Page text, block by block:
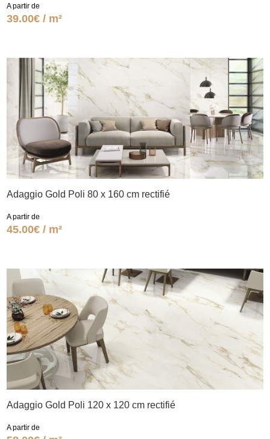
A partir de
39.00€ / m²
Adaggio Gold Poli 80 x 160 cm rectifié
A partir de
45.00€ / m²
Adaggio Gold Poli 120 x 120 cm rectifié
A partir de